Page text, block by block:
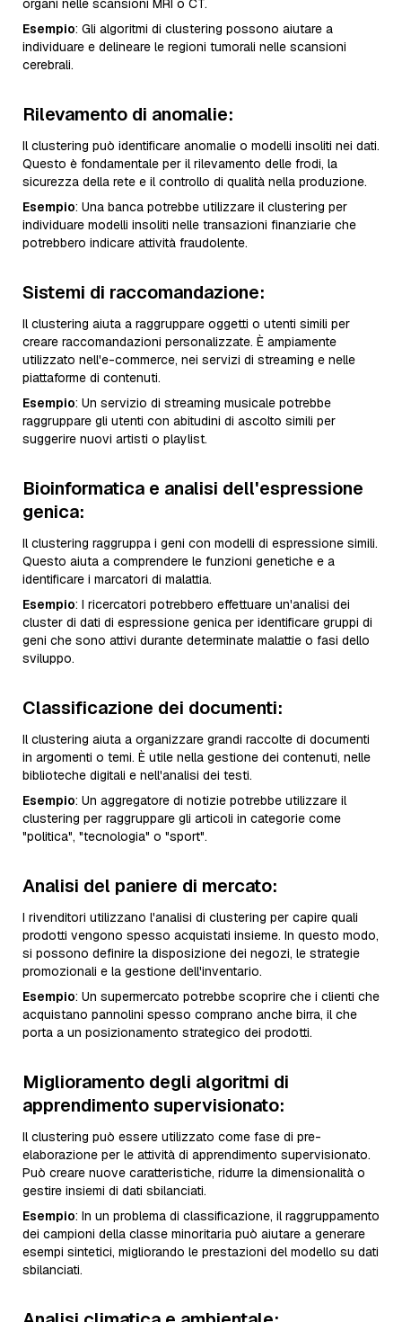
organi nelle scansioni MRI o CT.
Esempio: Gli algoritmi di clustering possono aiutare a
individuare e delineare le regioni tumorali nelle scansioni
cerebrali.
Rilevamento di anomalie:
Il clustering può identificare anomalie o modelli insoliti nei dati.
Questo è fondamentale per il rilevamento delle frodi, la
sicurezza della rete e il controllo di qualità nella produzione.
Esempio: Una banca potrebbe utilizzare il clustering per
individuare modelli insoliti nelle transazioni finanziarie che
potrebbero indicare attività fraudolente.
Sistemi di raccomandazione:
Il clustering aiuta a raggruppare oggetti o utenti simili per
creare raccomandazioni personalizzate. È ampiamente
utilizzato nell'e-commerce, nei servizi di streaming e nelle
piattaforme di contenuti.
Esempio: Un servizio di streaming musicale potrebbe
raggruppare gli utenti con abitudini di ascolto simili per
suggerire nuovi artisti o playlist.
Bioinformatica e analisi dell'espressione
genica:
Il clustering raggruppa i geni con modelli di espressione simili.
Questo aiuta a comprendere le funzioni genetiche e a
identificare i marcatori di malattia.
Esempio: I ricercatori potrebbero effettuare un'analisi dei
cluster di dati di espressione genica per identificare gruppi di
geni che sono attivi durante determinate malattie o fasi dello
sviluppo.
Classificazione dei documenti:
Il clustering aiuta a organizzare grandi raccolte di documenti
in argomenti o temi. È utile nella gestione dei contenuti, nelle
biblioteche digitali e nell'analisi dei testi.
Esempio: Un aggregatore di notizie potrebbe utilizzare il
clustering per raggruppare gli articoli in categorie come
"politica", "tecnologia" o "sport".
Analisi del paniere di mercato:
I rivenditori utilizzano l'analisi di clustering per capire quali
prodotti vengono spesso acquistati insieme. In questo modo,
si possono definire la disposizione dei negozi, le strategie
promozionali e la gestione dell'inventario.
Esempio: Un supermercato potrebbe scoprire che i clienti che
acquistano pannolini spesso comprano anche birra, il che
porta a un posizionamento strategico dei prodotti.
Miglioramento degli algoritmi di
apprendimento supervisionato:
Il clustering può essere utilizzato come fase di pre-
elaborazione per le attività di apprendimento supervisionato.
Può creare nuove caratteristiche, ridurre la dimensionalità o
gestire insiemi di dati sbilanciati.
Esempio: In un problema di classificazione, il raggruppamento
dei campioni della classe minoritaria può aiutare a generare
esempi sintetici, migliorando le prestazioni del modello su dati
sbilanciati.